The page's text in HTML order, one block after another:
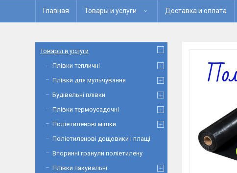
Главная Товары и услуги Доставка и оплата
Товары и услуги
Плівки тепличні
Плівки для мульчування
Будівельні плівки
Плівки термоусадочні
Поліетиленові мішки
Поліетиленові дощовики і плащі
Вторинні гранули поліетилену
Плівки пакувальні